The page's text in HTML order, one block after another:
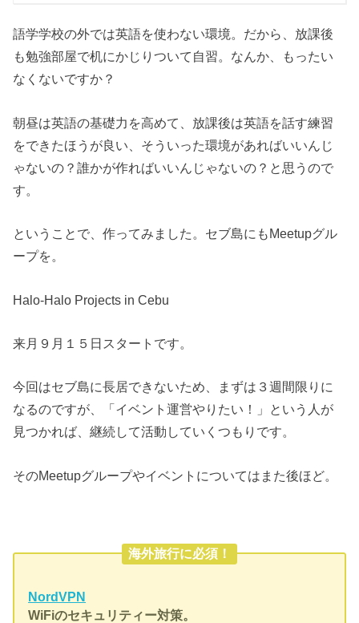
語学学校の外では英語を使わない環境。だから、放課後
も勉強部屋で机にかじりついて自習。なんか、もったい
なくないですか？
朝昼は英語の基礎力を高めて、放課後は英語を話す練習
をできたほうが良い、そういった環境があればいいんじ
ゃないの？誰かが作ればいいんじゃないの？と思うので
す。
ということで、作ってみました。セブ島にもMeetupグル
ープを。
Halo-Halo Projects in Cebu
来月９月１５日スタートです。
今回はセブ島に長居できないため、まずは３週間限りに
なるのですが、「イベント運営やりたい！」という人が
見つかれば、継続して活動していくつもりです。
そのMeetupグループやイベントについてはまた後ほど。
海外旅行に必須！
NordVPN
WiFiのセキュリティー対策。